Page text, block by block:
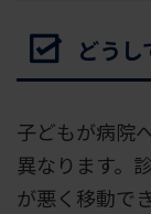
どう
子どもが病院
異なります。
が悪く移動で